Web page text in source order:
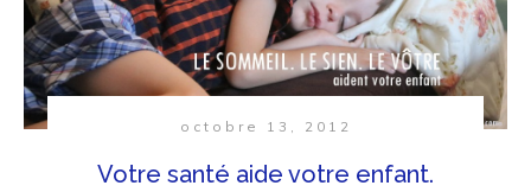
octobre 13, 2012
Votre santé aide votre enfant.